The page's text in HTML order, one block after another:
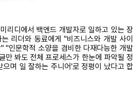
리디에서 백엔드 개발자로 일하고 있는 장
리더와 동료에게 "비즈니스와 개발 사이
"인문학적 소양을 겸비한 다재다능한 개발
만 봐도 전체 프로세스가 한눈에 파악될 정
며 일 잘하는 주니어'로 정평이 났다고 합